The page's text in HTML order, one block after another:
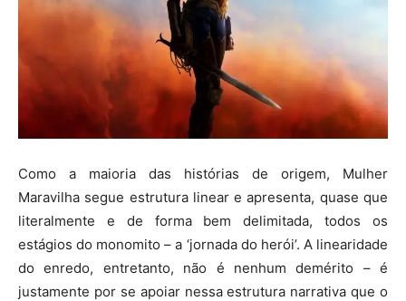
Como a maioria das histórias de origem, Mulher
Maravilha segue estrutura linear e apresenta, quase que
literalmente e de forma bem delimitada, todos os
estágios do monomito – a ‘jornada do herói’. A linearidade
do enredo, entretanto, não é nenhum demérito – é
justamente por se apoiar nessa estrutura narrativa que o